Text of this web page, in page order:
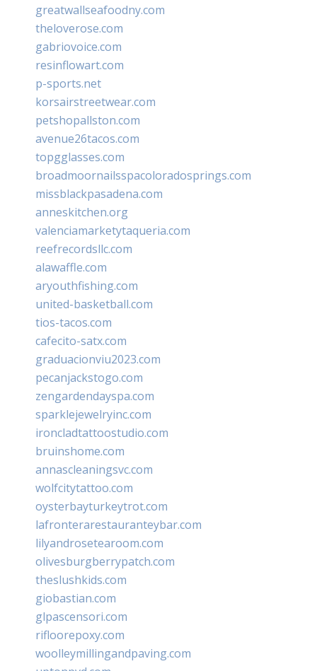
greatwallseafoodny.com
theloverose.com
gabriovoice.com
resinflowart.com
p-sports.net
korsairstreetwear.com
petshopallston.com
avenue26tacos.com
topgglasses.com
broadmoornailsspacoloradosprings.com
missblackpasadena.com
anneskitchen.org
valenciamarketytaqueria.com
reefrecordsllc.com
alawaffle.com
aryouthfishing.com
united-basketball.com
tios-tacos.com
cafecito-satx.com
graduacionviu2023.com
pecanjackstogo.com
zengardendayspa.com
sparklejewelryinc.com
ironcladtattoostudio.com
bruinshome.com
annascleaningsvc.com
wolfcitytattoo.com
oysterbayturkeytrot.com
lafronterarestauranteybar.com
lilyandrosetearoom.com
olivesburgberrypatch.com
theslushkids.com
giobastian.com
glpascensori.com
rifloorepoxy.com
woolleymillingandpaving.com